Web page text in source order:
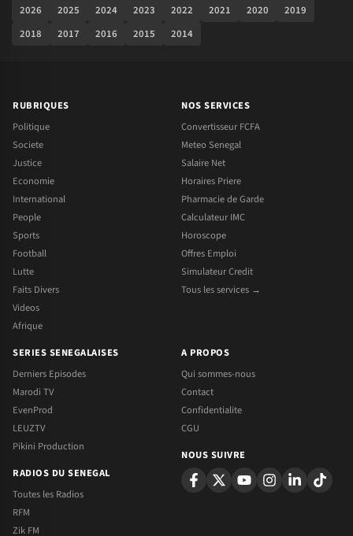
2026 2025 2024 2023 2022 2021 2020
2019
2018
2017 2016 2015 2014
RUBRIQUES
Politique
Societe
Justice
Economie
International
People
Sports
Football
Lutte
Faits Divers
Videos
Afrique
NOS SERVICES
Convertisseur FCFA
Meteo Senegal
Salaire Net
Horaires Priere
Pharmacie de Garde
Calculateur IMC
Horoscope
Offres Emploi
Simulateur Credit
Tous les services →
SERIES SENEGALAISES
Derniers Episodes
Marodi TV
EvenProd
LEUZTV
Pikini Production
RADIOS DU SENEGAL
Toutes les Radios
RFM
Zik FM
A PROPOS
Qui sommes-nous
Contact
Confidentialite
CGU
NOUS SUIVRE